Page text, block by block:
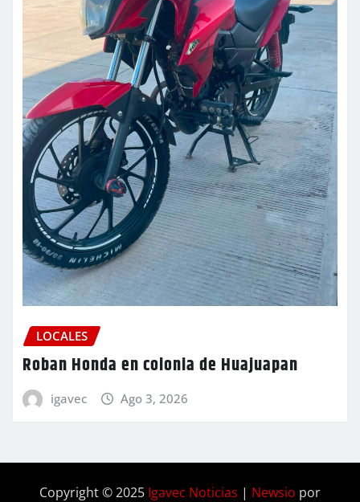
LOCALES
Roban Honda en colonia de Huajuapan
igavec Ago 3, 2026
Copyright © 2025 Igavec Noticias | Newsio por